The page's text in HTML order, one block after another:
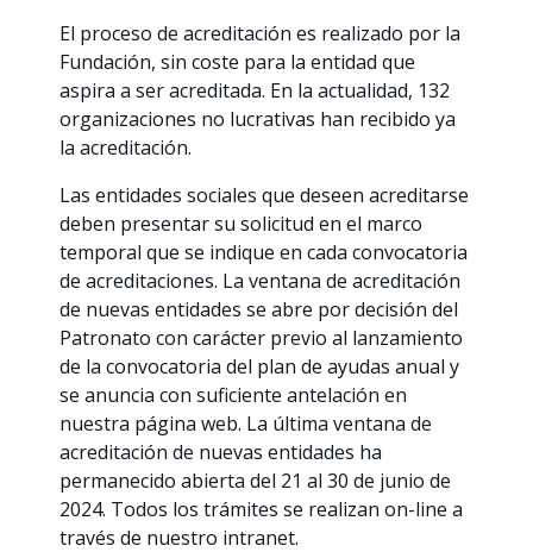
El proceso de acreditación es realizado por la
Fundación, sin coste para la entidad que
aspira a ser acreditada. En la actualidad, 132
organizaciones no lucrativas han recibido ya
la acreditación.
Las entidades sociales que deseen acreditarse
deben presentar su solicitud en el marco
temporal que se indique en cada convocatoria
de acreditaciones. La ventana de acreditación
de nuevas entidades se abre por decisión del
Patronato con carácter previo al lanzamiento
de la convocatoria del plan de ayudas anual y
se anuncia con suficiente antelación en
nuestra página web. La última ventana de
acreditación de nuevas entidades ha
permanecido abierta del 21 al 30 de junio de
2024. Todos los trámites se realizan on-line a
través de nuestro intranet.